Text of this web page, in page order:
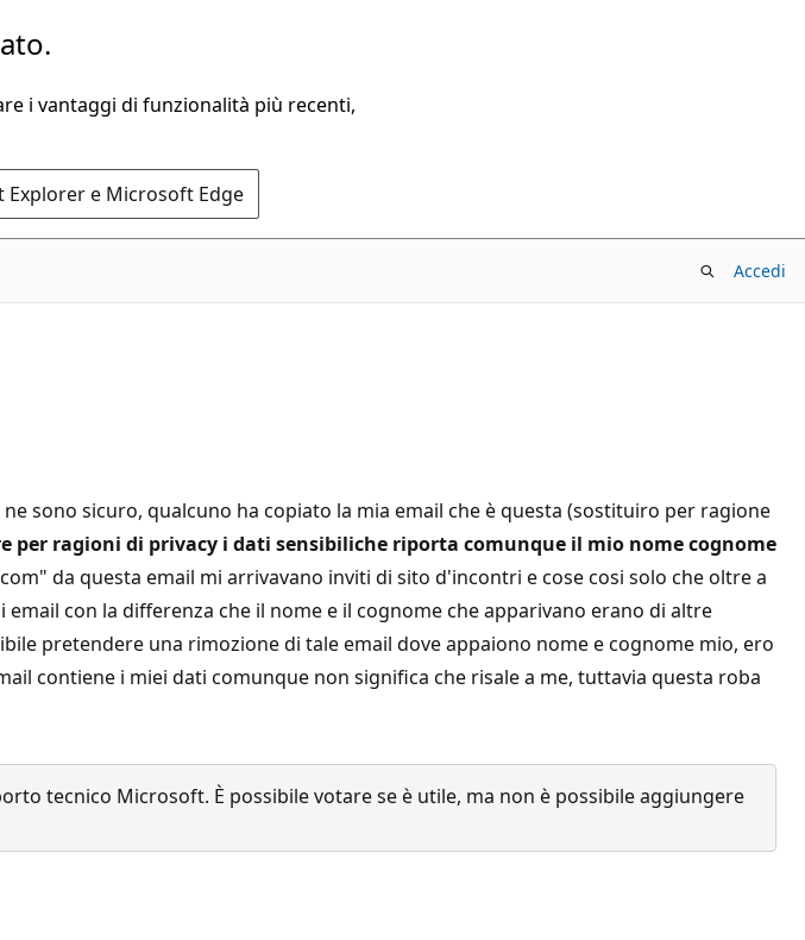
i vantaggi di funzionalità più recenti,
e Microsoft Edge
Accedi
sono sicuro, qualcuno ha copiato la mia email che è questa (sostituiro per ragione
ragioni di privacy i dati sensibiliche riporta comunque il mio nome cognome
da questa email mi arrivavano inviti di sito d'incontri e cose cosi solo che oltre a
con la differenza che il nome e il cognome che apparivano erano di altre
pretendere una rimozione di tale email dove appaiono nome e cognome mio, ero
contiene i miei dati comunque non significa che risale a me, tuttavia questa roba
tecnico Microsoft. È possibile votare se è utile, ma non è possibile aggiungere